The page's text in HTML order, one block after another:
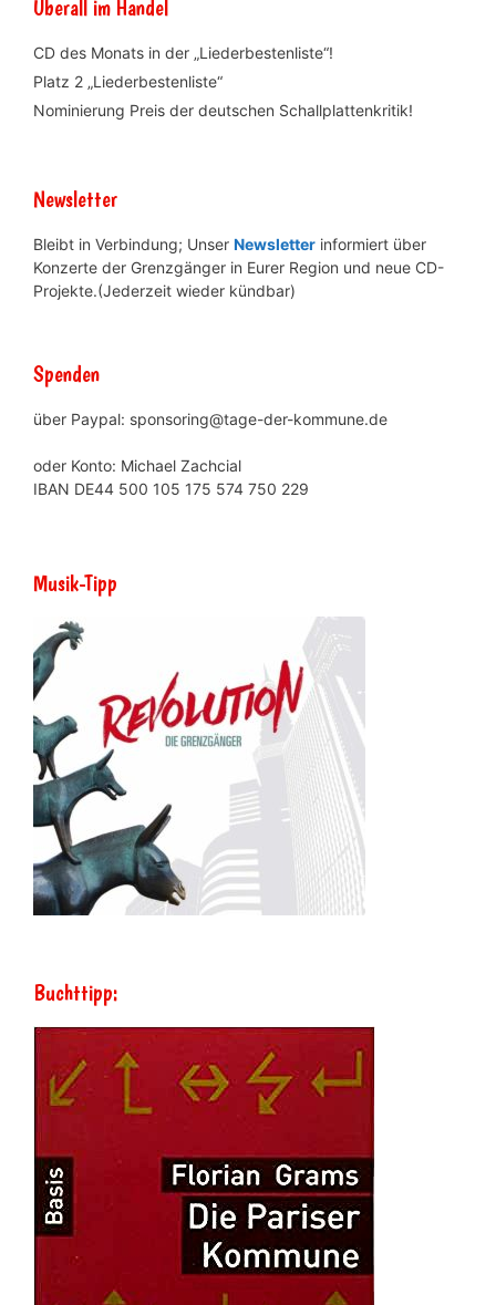
Überall im Handel
CD des Monats in der „Liederbestenliste“!
Platz 2 „Liederbestenliste“
Nominierung Preis der deutschen Schallplattenkritik!
Newsletter
Bleibt in Verbindung; Unser Newsletter informiert über
Konzerte der Grenzgänger in Eurer Region und neue CD-
Projekte.(Jederzeit wieder kündbar)
Spenden
über Paypal: sponsoring@tage-der-kommune.de
oder Konto: Michael Zachcial
IBAN DE44 500 105 175 574 750 229
Musik-Tipp
Buchttipp: